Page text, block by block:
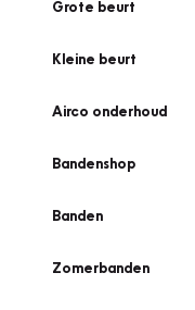
Grote beurt
Kleine beurt
Airco onderhoud
Bandenshop
Banden
Zomerbanden